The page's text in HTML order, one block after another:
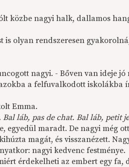
közbe nagyi halk, dalla­mos
is olyan rendszeresen
nagyi. - Bőven van ideje
a felfuvalkodott iskolák­ba
Emma.
láb, pas de chat. Bal láb, petit
egyedül maradt. De nagyi még
magát, és visszanézett.
nagyi kedvenc festménye.
érdekelheti az embert egy fa,